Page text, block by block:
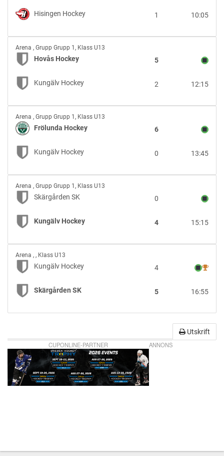
Hisingen
Hockey
Hisingen Hockey 10:05
1
Hovås
Hockey
vs
Kungälv
Hockey
Arena , Grupp Grupp 1, Klass U13
Hovås Hockey 5
Kungälv Hockey 12:15
2
Frölunda
Hockey
vs
Kungälv
Hockey
Arena , Grupp Grupp 1, Klass U13
Frölunda Hockey 6
Kungälv Hockey 13:45
0
Skärgården
SK
vs
Kungälv
Hockey
Arena , Grupp Grupp 1, Klass U13
Skärgården SK 0
Kungälv Hockey 15:15
4
Kungälv
Hockey
vs
Skärgården
SK
Arena , , Klass U13
Kungälv Hockey 4
Skärgården SK 16:55
5
Utskrift
CUPONLINE-PARTNER
ANNONS